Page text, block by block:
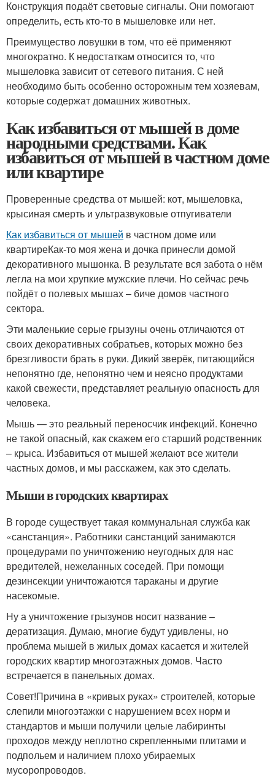
Конструкция подаёт световые сигналы. Они помогают
определить, есть кто-то в мышеловке или нет.
Преимущество ловушки в том, что её применяют
многократно. К недостаткам относится то, что
мышеловка зависит от сетевого питания. С ней
необходимо быть особенно осторожным тем хозяевам,
которые содержат домашних животных.
Как избавиться от мышей в доме
народными средствами. Как
избавиться от мышей в частном доме
или квартире
Проверенные средства от мышей: кот, мышеловка,
крысиная смерть и ультразвуковые отпугиватели
Как избавиться от мышей в частном доме или
квартиреКак-то моя жена и дочка принесли домой
декоративного мышонка. В результате вся забота о нём
легла на мои хрупкие мужские плечи. Но сейчас речь
пойдёт о полевых мышах – биче домов частного
сектора.
Эти маленькие серые грызуны очень отличаются от
своих декоративных собратьев, которых можно без
брезгливости брать в руки. Дикий зверёк, питающийся
непонятно где, непонятно чем и неясно продуктами
какой свежести, представляет реальную опасность для
человека.
Мышь — это реальный переносчик инфекций. Конечно
не такой опасный, как скажем его старший родственник
– крыса. Избавиться от мышей желают все жители
частных домов, и мы расскажем, как это сделать.
Мыши в городских квартирах
В городе существует такая коммунальная служба как
«санстанция». Работники санстанций занимаются
процедурами по уничтожению неугодных для нас
вредителей, нежеланных соседей. При помощи
дезинсекции уничтожаются тараканы и другие
насекомые.
Ну а уничтожение грызунов носит название –
дератизация. Думаю, многие будут удивлены, но
проблема мышей в жилых домах касается и жителей
городских квартир многоэтажных домов. Часто
встречается в панельных домах.
Совет!Причина в «кривых руках» строителей, которые
слепили многоэтажки с нарушением всех норм и
стандартов и мыши получили целые лабиринты
проходов между неплотно скрепленными плитами и
подпольем и наличием плохо убираемых
мусоропроводов.